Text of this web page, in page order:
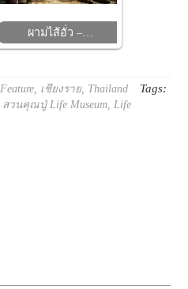
ผามไส้อั่ว –…
Feature เชียงราย, Thailand Tags:
สวนคุณปู่ Life Museum Life